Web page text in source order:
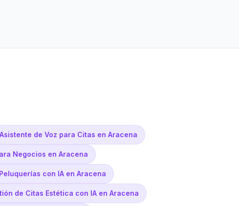
Asistente de Voz para Citas en Aracena
Negocios en Aracena
con IA en Aracena
de Citas Estética con IA en Aracena